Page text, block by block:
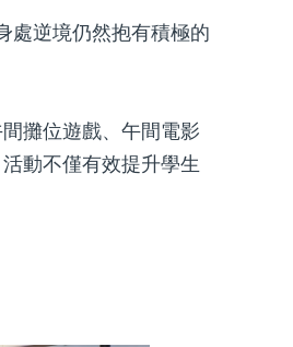
處逆境仍然抱有積極的
攤位遊戲、午間電影
動不僅有效提升學生